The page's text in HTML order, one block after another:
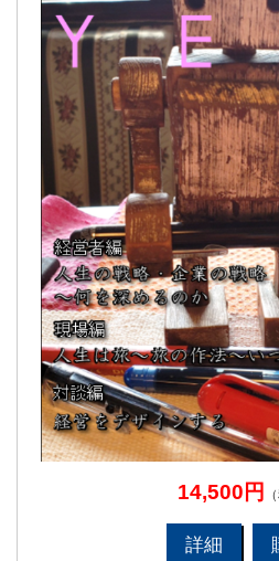
14,500円
詳細